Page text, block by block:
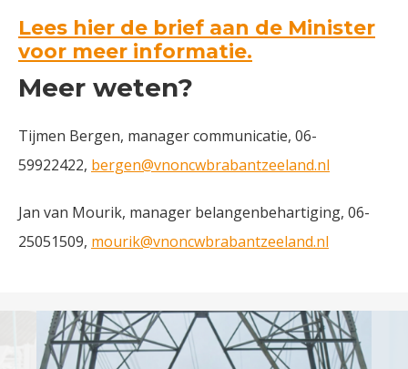
Lees hier de brief aan de Minister
voor meer informatie.
Meer weten?
Tijmen Bergen, manager communicatie, 06-
59922422, bergen@vnoncwbrabantzeeland.nl
Jan van Mourik, manager belangenbehartiging, 06-
25051509, mourik@vnoncwbrabantzeeland.nl